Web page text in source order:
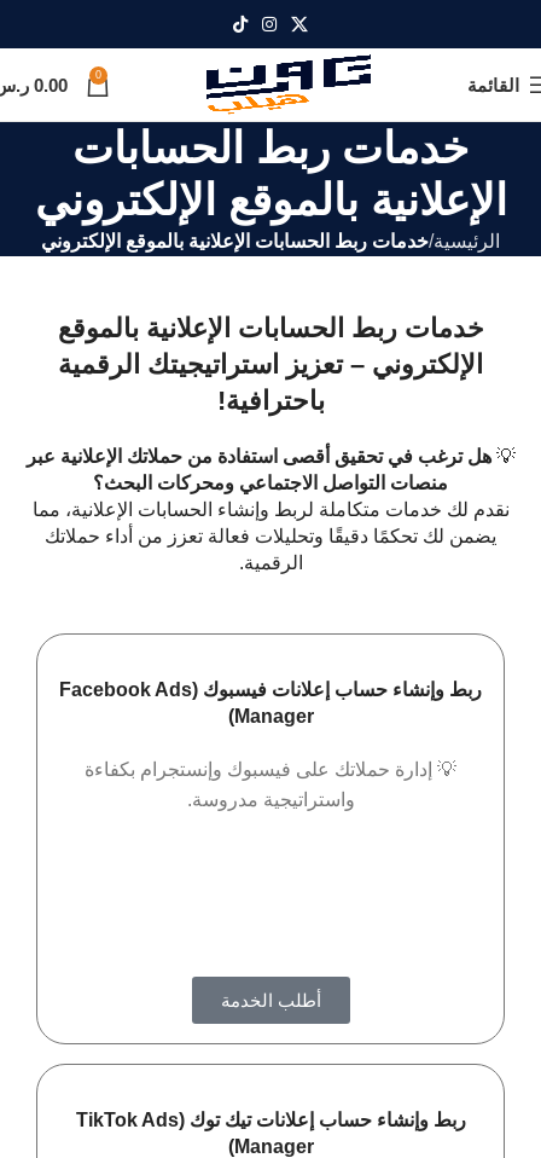
القائمة 0
0.00
خدمات ربط الحسابات
الإعلانية بالموقع الإلكتروني
الرئيسية خدمات ربط الحسابات الإعلانية بالموقع الإلكتروني
خدمات ربط الحسابات الإعلانية بالموقع
الإلكتروني – تعزيز استراتيجيتك الرقمية
باحترافية!
💡هل ترغب في تحقيق أقصى استفادة من حملاتك الإعلانية عبر
منصات التواصل الاجتماعي ومحركات البحث؟
نقدم لك خدمات متكاملة لربط وإنشاء الحسابات الإعلانية، مما
يضمن لك تحكمًا دقيقًا وتحليلات فعالة تعزز من أداء حملاتك
الرقمية.
ربط وإنشاء حساب إعلانات فيسبوك (Facebook Ads
Manager)
💡 إدارة حملاتك على فيسبوك وإنستجرام بكفاءة
واستراتيجية مدروسة.
أطلب الخدمة
ربط وإنشاء حساب إعلانات تيك توك (TikTok Ads
Manager)